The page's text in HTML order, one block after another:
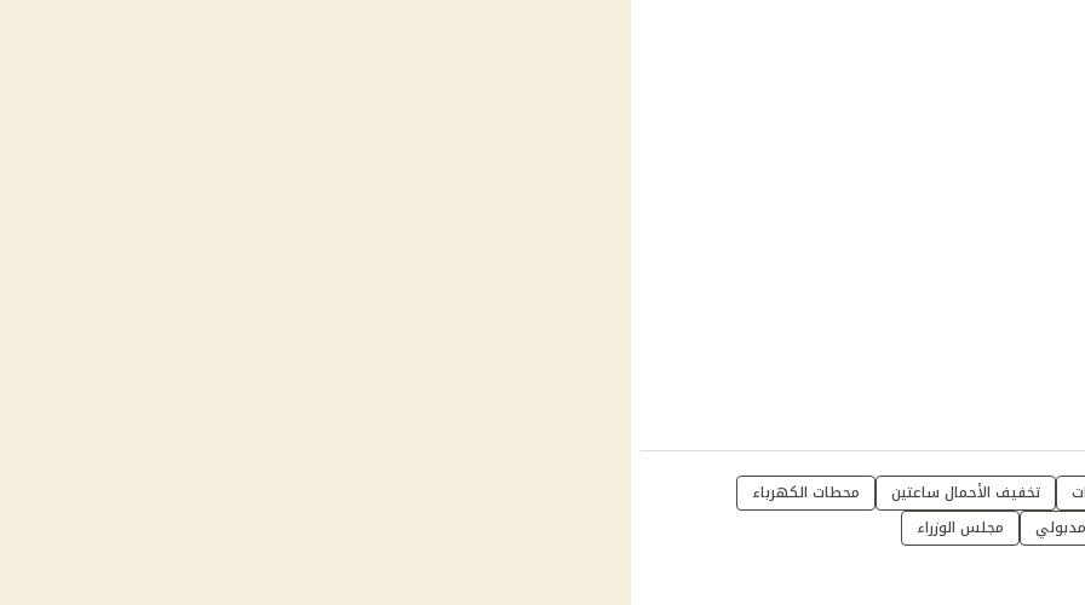
تخفيف الأحمال ساعتين
محطات الكهرباء
مجلس الوزراء